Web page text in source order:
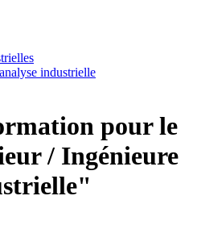
industrielle
pour le
/ Ingénieure